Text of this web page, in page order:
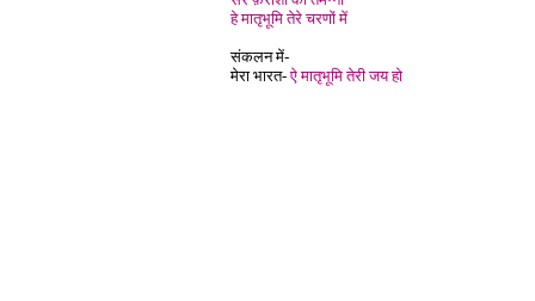
हे मातृभूमि तेरे चरणों में
संकलन में-
मेरा भारत-ऐ मातृभूमि तेरी जय हो